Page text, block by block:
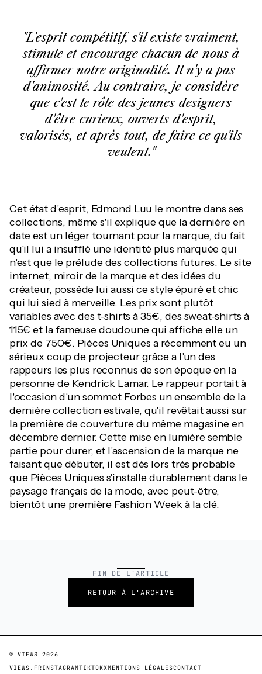
"L'esprit compétitif, s'il existe vraiment,
stimule et encourage chacun de nous à
affirmer notre originalité. Il n'y a pas
d'animosité. Au contraire, je considère
que c'est le rôle des jeunes designers
d'être curieux, ouverts d'esprit,
valorisés, et après tout, de faire ce qu'ils
veulent."
Cet état d'esprit, Edmond Luu le montre dans ses
collections, même s'il explique que la dernière en
date est un léger tournant pour la marque, du fait
qu'il lui a insufflé une identité plus marquée qui
n'est que le prélude des collections futures. Le site
internet, miroir de la marque et des idées du
créateur, possède lui aussi ce style épuré et chic
qui lui sied à merveille. Les prix sont plutôt
variables avec des t-shirts à 35€, des sweat-shirts à
115€ et la fameuse doudoune qui affiche elle un
prix de 750€. Pièces Uniques a récemment eu un
sérieux coup de projecteur grâce a l'un des
rappeurs les plus reconnus de son époque en la
personne de Kendrick Lamar. Le rappeur portait à
l'occasion d'un sommet Forbes un ensemble de la
dernière collection estivale, qu'il revêtait aussi sur
la première de couverture du même magasine en
décembre dernier. Cette mise en lumière semble
partie pour durer, et l'ascension de la marque ne
faisant que débuter, il est dès lors très probable
que Pièces Uniques s'installe durablement dans le
paysage français de la mode, avec peut-être,
bientôt une première Fashion Week à la clé.
FIN DE L'ARTICLE
RETOUR À L'ARCHIVE
© VIEWS 2026
VIEWS.FRINSTAGRAMTIKTOKXMENTIONS LÉGALESCONTACT